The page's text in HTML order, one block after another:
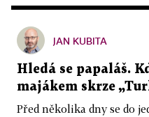
JAN KUBITA
Hledá se papaláš.
majákem skrze
Před několika dny se do